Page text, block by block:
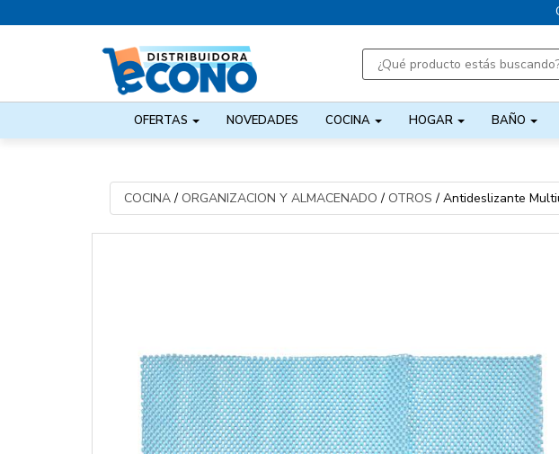
OFERTAS NOVEDADES COCINA HOGAR BAÑO
COCINA/ ORGANIZACION Y ALMACENADO / OTROS / Antideslizante